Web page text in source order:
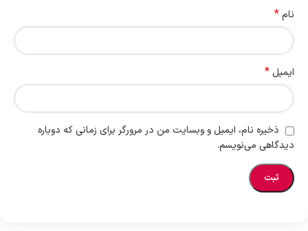
نام*
ایمیل *
ذخیره نام، ایمیل و وبسایت من در مرورگر برای زمانی که دوباره
دیدگاهی می‌نویسم.